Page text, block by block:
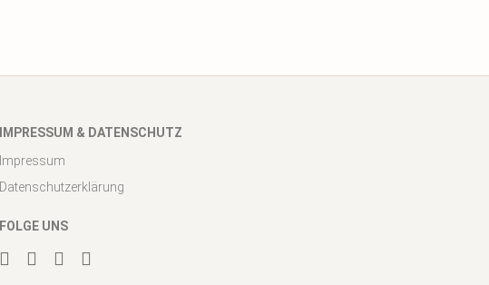
IMPRESSUM & DATENSCHUTZ
Impressum
Datenschutzerklärung
FOLGE UNS